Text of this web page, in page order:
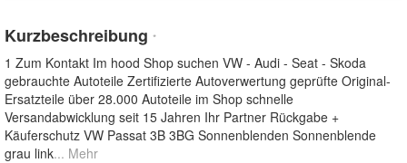
Kurzbeschreibung *
1 Zum Kontakt Im hood Shop suchen VW - Audi - Seat - Skoda
gebrauchte Autoteile Zertifizierte Autoverwertung geprüfte Original-
Ersatzteile über 28.000 Autoteile im Shop schnelle
Versandabwicklung seit 15 Jahren Ihr Partner Rückgabe +
Käuferschutz VW Passat 3B 3BG Sonnenblenden Sonnenblende
grau link... Mehr